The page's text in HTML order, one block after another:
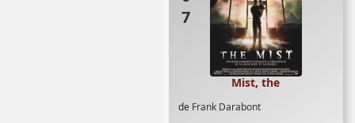
de Frank Darabont
Mist, the